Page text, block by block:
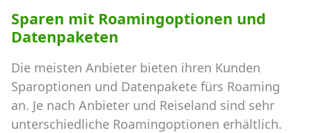
Sparen mit Roamingoptionen und
Datenpaketen
Die meisten Anbieter bieten ihren Kunden
Sparoptionen und Datenpakete fürs Roaming
an. Je nach Anbieter und Reiseland sind sehr
unterschiedliche Roamingoptionen erhältlich.